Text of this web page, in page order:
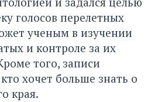
голосов перелетных
ученым в изучении
и контроле за их
того, записи
хочет больше знать о
края.